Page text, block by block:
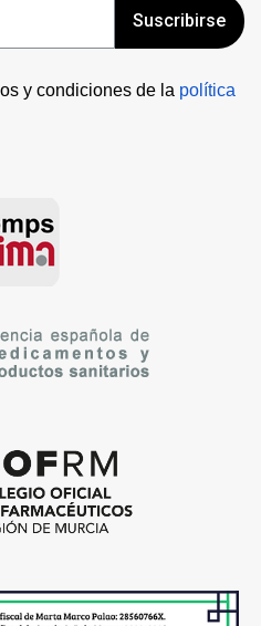
Suscribirse
y condiciones de la política